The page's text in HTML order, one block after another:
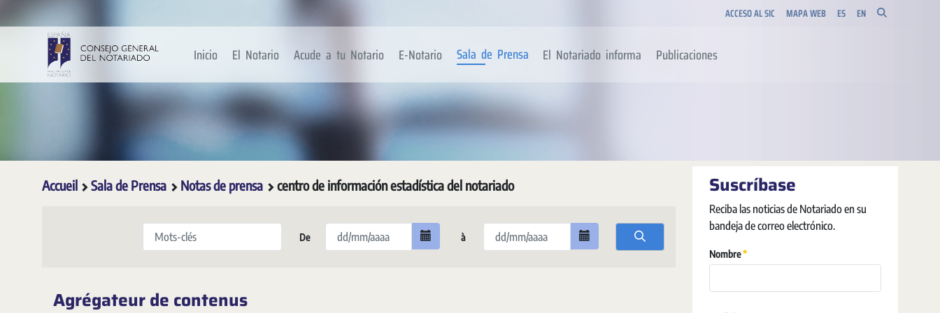
Saut au contenu principal ACCESO AL SIC MAPA WEB ES EN
Inicio El Notario Acude a tu Notario E-Notario Sala de Prensa El Notariado informa Publicaciones
Accueil Sala de Prensa Notas de prensa centro de información estadística del notariado
De à
Agrégateur de contenus
Suscríbase
Reciba las noticias de Notariado en su
bandeja de correo electrónico.
Nombre Requis